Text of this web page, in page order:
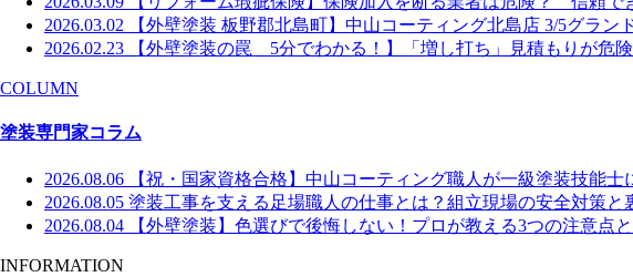
2026.03.02
【外壁塗装 板野郡北島町】中山コーティング北島店 3/5グラ
2026.02.23
【外壁塗装の罠 5分でわかる！】「増し打ち」見積もりが危
COLUMN
塗装専門家コラム
2026.08.06
【祝・国家資格合格】中山コーティング職人が一級塗装技能
2026.08.05 塗装工事を支える足場職人の仕事とは？組立現場の安全対策と
2026.08.04
【外壁塗装】色選びで後悔しない！プロが教える3つの注意点
INFORMATION